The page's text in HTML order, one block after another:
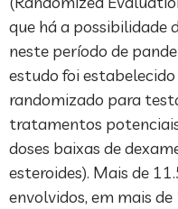
que há a possibilidade
neste período de
estudo foi
randomizado para
tratamentos
doses baixas de
esteroides). Mais de
envolvidos, em mais